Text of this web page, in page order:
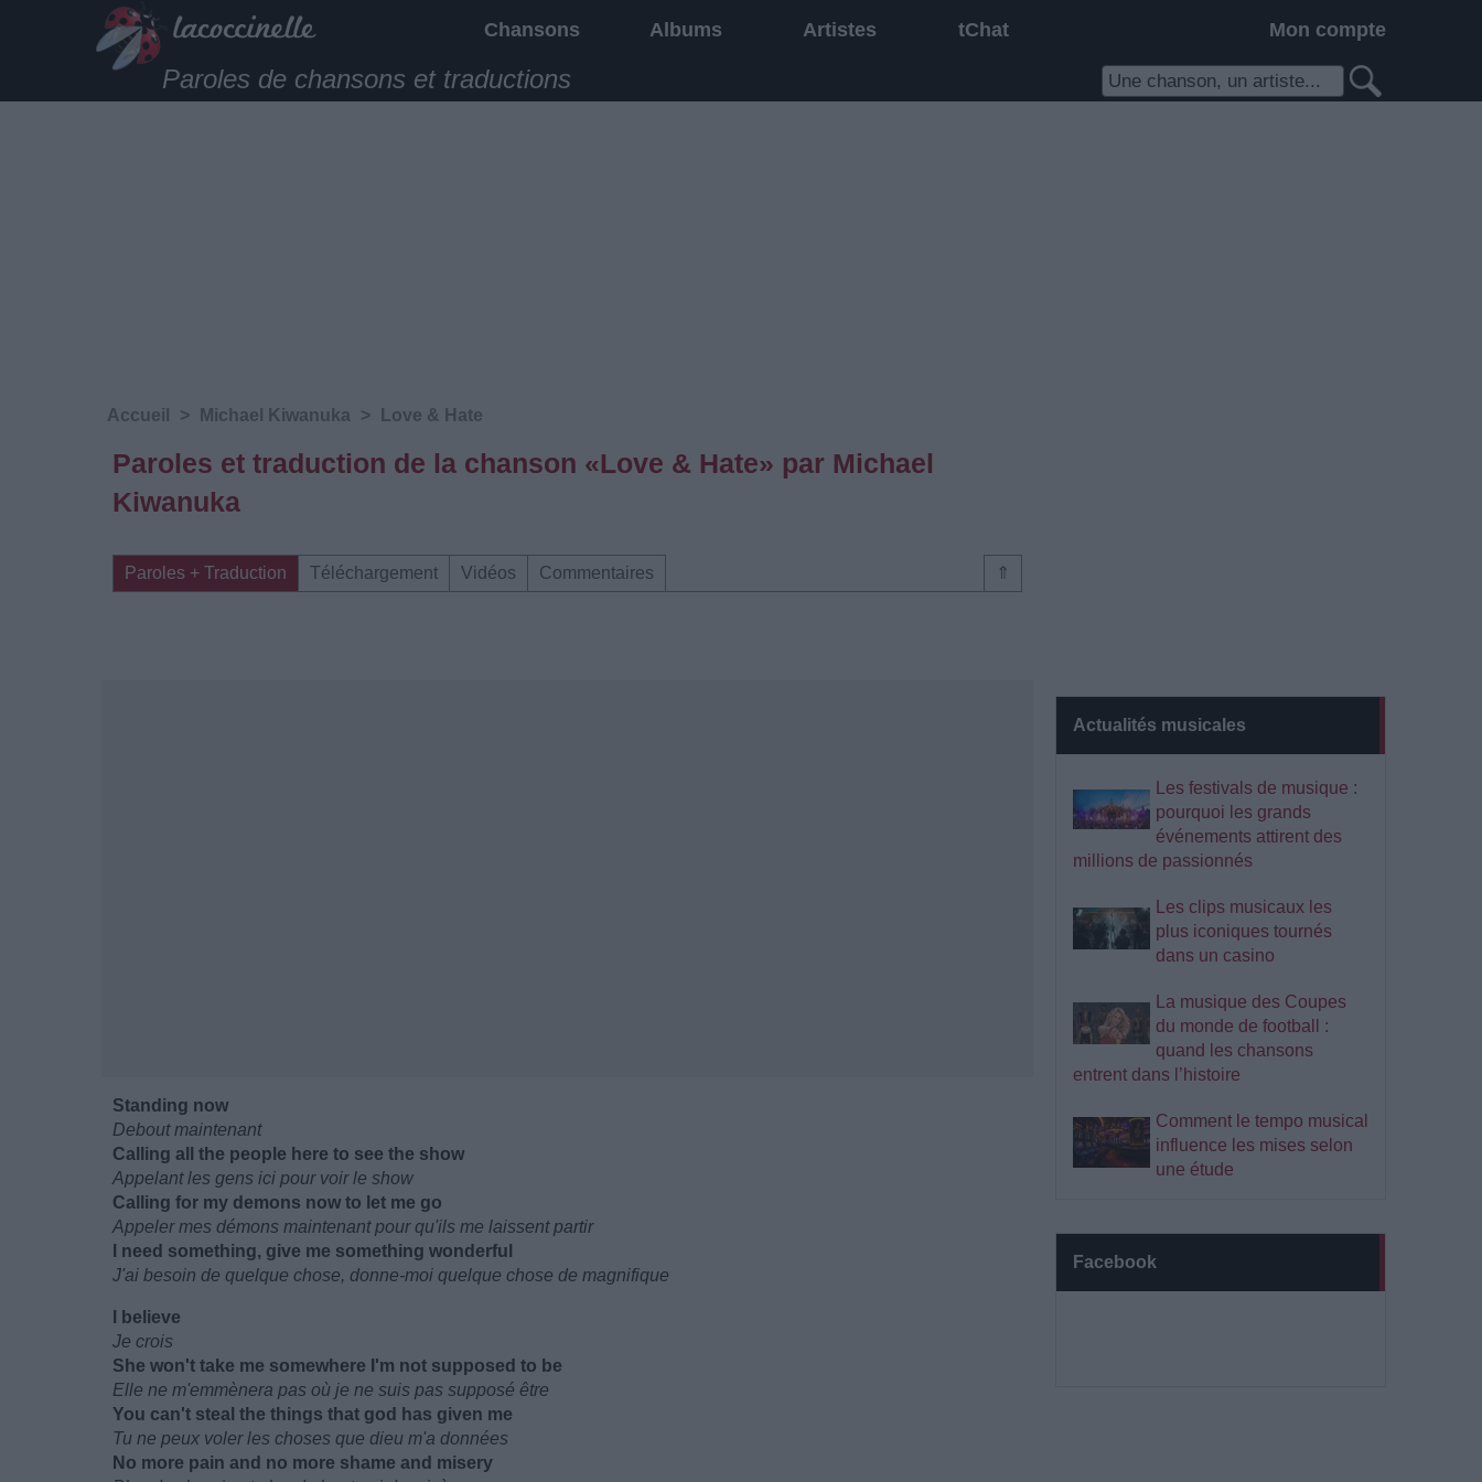
Chansons Albums Artistes tChat Mon compte
Paroles de chansons et traductions
Actualités musicales
Les festivals de musique :
pourquoi les grands
événements attirent des
millions de passionnés
Les clips musicaux les
plus iconiques tournés
dans un casino
La musique des Coupes
du monde de football :
quand les chansons
entrent dans l’histoire
Comment le tempo musical
influence les mises selon
une étude
Facebook
Accueil > Michael Kiwanuka > Love & Hate
Paroles et traduction de la chanson «Love & Hate» par Michael
Kiwanuka
⇑
Paroles + Traduction Téléchargement Vidéos Commentaires
Standing now
Debout maintenant
Calling all the people here to see the show
Appelant les gens ici pour voir le show
Calling for my demons now to let me go
Appeler mes démons maintenant pour qu'ils me laissent partir
I need something, give me something wonderful
J'ai besoin de quelque chose, donne-moi quelque chose de magnifique
I believe
Je crois
She won't take me somewhere I'm not supposed to be
Elle ne m'emmènera pas où je ne suis pas supposé être
You can't steal the things that god has given me
Tu ne peux voler les choses que dieu m'a données
No more pain and no more shame and misery